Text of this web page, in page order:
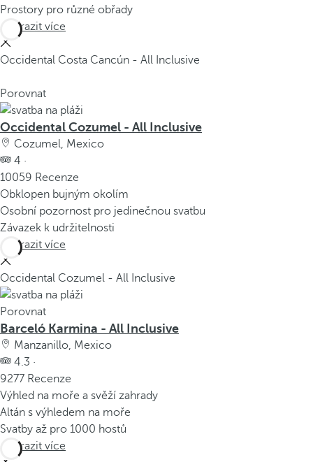
Prostory pro různé obřady
Zobrazit více
Occidental Costa Cancún - All Inclusive
Porovnat
Occidental Cozumel - All Inclusive
Cozumel, Mexico
4 ·
10059 Recenze
Obklopen bujným okolím
Osobní pozornost pro jedinečnou svatbu
Závazek k udržitelnosti
Zobrazit více
Occidental Cozumel - All Inclusive
Porovnat
Barceló Karmina - All Inclusive
Manzanillo, Mexico
4.3 ·
9277 Recenze
Výhled na moře a svěží zahrady
Altán s výhledem na moře
Svatby až pro 1000 hostů
Zobrazit více